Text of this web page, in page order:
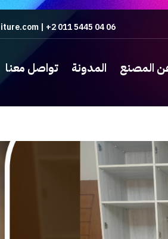
| +2 011 5445 04 06
المصنع المدونة تواصل معنا